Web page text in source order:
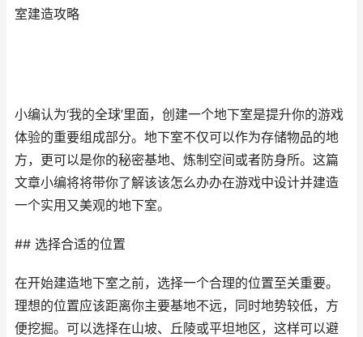
室建造攻略
小编认为‘我的全球’里面，创建一个地下室是提升你的游戏
体验的重要组成部分。地下室不仅可以作为存储物品的地
方，更可以是你的秘密基地、炼制空间或者防身所。这篇
文章小编将将带你了解该该怎么办办在游戏中设计并建造
一个实用又美观的地下室。
## 选择合适的位置
在开始建造地下室之前，选择一个合理的位置至关重要。
理想的位置应该距离你主要基地不远，同时地势较低，方
便挖掘。可以选择在山坡、丘陵或平坦地区，这样可以避